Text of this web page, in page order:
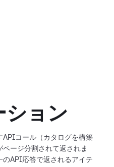
ション
APIコール（カタログを構築
ージ分割されて返されま
のAPI応答で返されるアイテ